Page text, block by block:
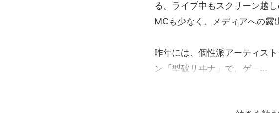
る。ライブ中もスクリーン越
MCも少なく、メディアへの露
昨年には、個性派アーティス
ン「型破リヰナ」で、ゲー...